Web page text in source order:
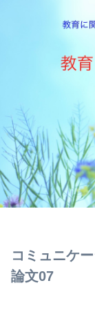
コミュニケ
論文07